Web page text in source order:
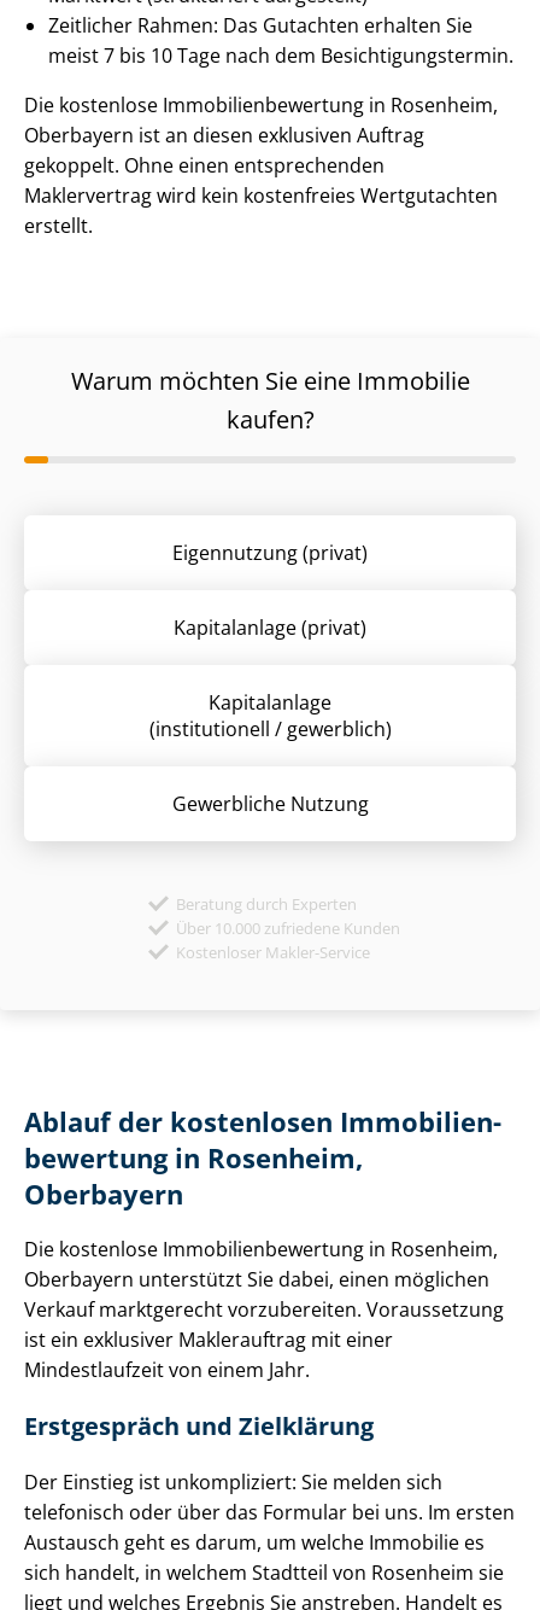
Zeitlicher Rahmen: Das Gutachten erhalten Sie
meist 7 bis 10 Tage nach dem Be­sich­ti­gungs­ter­min.
Die kostenlose Im­mo­bi­li­en­be­wer­tung in Rosenheim,
Oberbayern ist an diesen exklusiven Auftrag
gekoppelt. Ohne einen entsprechenden
Maklervertrag wird kein kostenfreies Wertgutachten
erstellt.
Warum möchten Sie eine Immobilie
kaufen?
Eigennutzung (privat)
Kapitalanlage (privat)
Kapitalanlage
(institutionell / gewerblich)
Gewerbliche Nutzung
Beratung durch Experten
Über 10.000 zufriedene Kunden
Kostenloser Makler-Service
Ablauf der kostenlosen Im­mo­bi­li­en­
be­wer­tung in Rosenheim,
Oberbayern
Die kostenlose Im­mo­bi­li­en­be­wer­tung in Rosenheim,
Oberbayern unterstützt Sie dabei, einen möglichen
Verkauf marktgerecht vorzubereiten. Voraussetzung
ist ein exklusiver Maklerauftrag mit einer
Mindestlaufzeit von einem Jahr.
Erstgespräch und Zielklärung
Der Einstieg ist unkompliziert: Sie melden sich
telefonisch oder über das Formular bei uns. Im ersten
Austausch geht es darum, um welche Immobilie es
sich handelt, in welchem Stadtteil von Rosenheim sie
liegt und welches Ergebnis Sie anstreben. Handelt es